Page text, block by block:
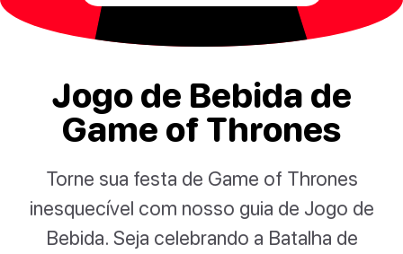
Jogo de Bebida de
Game of Thrones
Torne sua festa de Game of Thrones
inesquecível com nosso guia de Jogo de
Bebida. Seja celebrando a Batalha de